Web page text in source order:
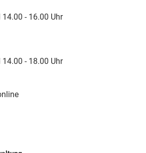
- 16.00 Uhr
- 18.00 Uhr